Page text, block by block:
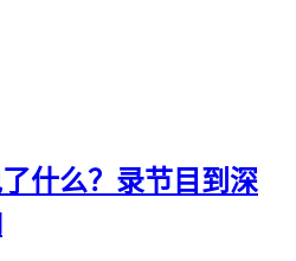
什么？录节目到深